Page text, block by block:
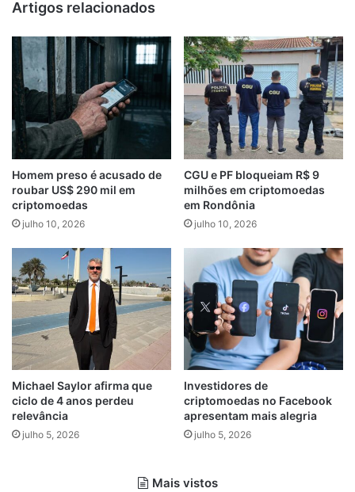
Artigos relacionados
Homem preso é acusado de
roubar US$ 290 mil em
criptomoedas
julho 10, 2026
CGU e PF bloqueiam R$ 9
milhões em criptomoedas
em Rondônia
julho 10, 2026
Michael Saylor afirma que
ciclo de 4 anos perdeu
relevância
julho 5, 2026
Investidores de
criptomoedas no Facebook
apresentam mais alegria
julho 5, 2026
Mais vistos